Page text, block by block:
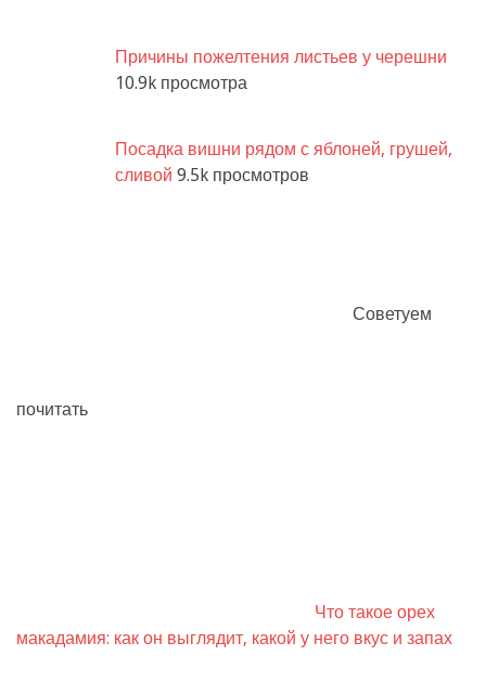
Причины пожелтения листьев у черешни
10.9k просмотра
Посадка вишни рядом с яблоней, грушей,
сливой 9.5k просмотров
Советуем
почитать
Что такое орех
макадамия: как он выглядит, какой у него вкус и запах